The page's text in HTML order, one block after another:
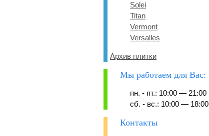
Solei
Titan
Vermont
Versalles
Архив плитки
Мы работаем для Вас:
пн. - пт.: 10:00 — 21:00
сб. - вс.: 10:00 — 18:00
Контакты